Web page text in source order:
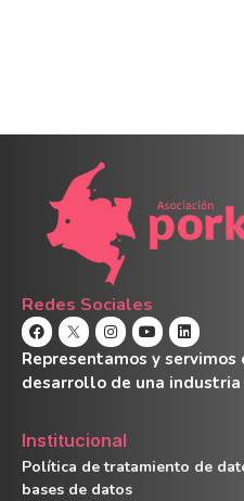
Redes Sociales
Representamos y servimos
desarrollo de una
Institucional
Política de tratamiento de
bases de datos